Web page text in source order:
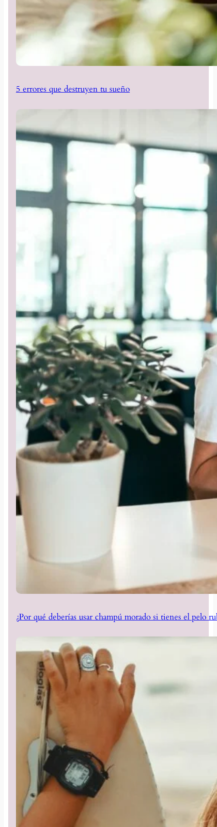
5 errores que destruyen tu sueño
¿Por qué deberías usar champú morado si tienes el pelo